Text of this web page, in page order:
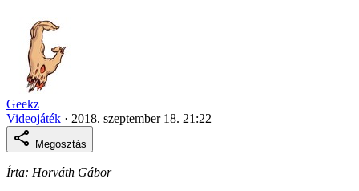
Geekz
Videojáték · 2018. szeptember 18. 21:22
Megosztás
Írta: Horváth Gábor